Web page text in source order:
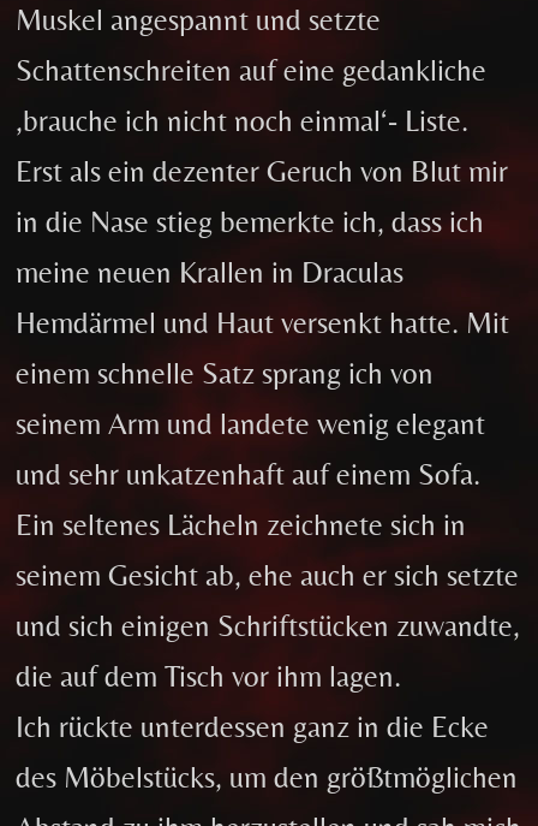
Muskel angespannt und setzte
Schattenschreiten auf eine gedankliche
‚brauche ich nicht noch einmal‘- Liste.
Erst als ein dezenter Geruch von Blut mir
in die Nase stieg bemerkte ich, dass ich
meine neuen Krallen in Draculas
Hemdärmel und Haut versenkt hatte. Mit
einem schnelle Satz sprang ich von
seinem Arm und landete wenig elegant
und sehr unkatzenhaft auf einem Sofa.
Ein seltenes Lächeln zeichnete sich in
seinem Gesicht ab, ehe auch er sich setzte
und sich einigen Schriftstücken zuwandte,
die auf dem Tisch vor ihm lagen.
Ich rückte unterdessen ganz in die Ecke
des Möbelstücks, um den größtmöglichen